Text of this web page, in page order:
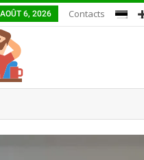
6, 2026 Contacts